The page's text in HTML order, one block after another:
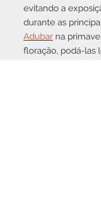
evitando a
durante as
Adubar na
floração, podá-las